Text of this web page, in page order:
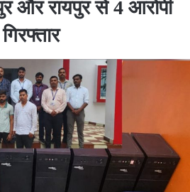
और रायपुर से 4 आरोपी
गिरफ्तार